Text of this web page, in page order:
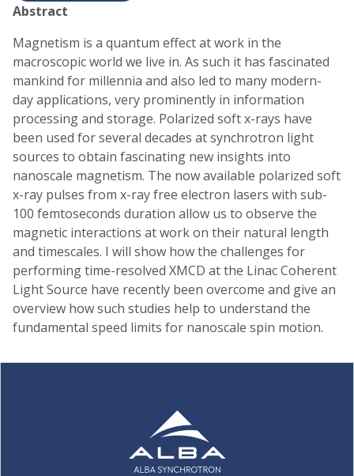
Abstract
Magnetism is a quantum effect at work in the
macroscopic world we live in. As such it has fascinated
mankind for millennia and also led to many modern-
day applications, very prominently in information
processing and storage. Polarized soft x-rays have
been used for several decades at synchrotron light
sources to obtain fascinating new insights into
nanoscale magnetism. The now available polarized soft
x-ray pulses from x-ray free electron lasers with sub-
100 femtoseconds duration allow us to observe the
magnetic interactions at work on their natural length
and timescales. I will show how the challenges for
performing time-resolved XMCD at the Linac Coherent
Light Source have recently been overcome and give an
overview how such studies help to understand the
fundamental speed limits for nanoscale spin motion.